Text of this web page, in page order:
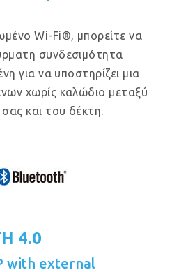
Wi-Fi®, μπορείτε να
συνδεσιμότητα
για να υποστηρίζει μια
χωρίς καλώδιο μεταξύ
και του δέκτη.
4.0
with external